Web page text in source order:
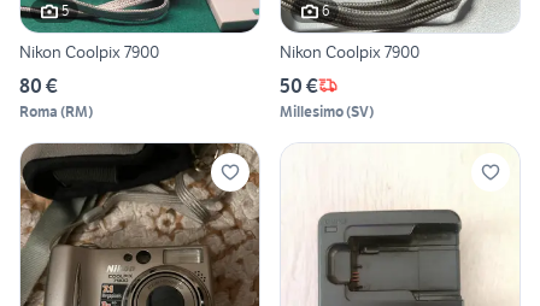
5
Nikon Coolpix 7900
80 €
Roma (RM)
6
Nikon Coolpix 7900
50 €
Millesimo(SV)